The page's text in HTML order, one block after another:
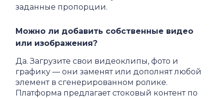
заданные пропорции.
Можно ли добавить собственные видео
или изображения?
Да. Загрузите свои видеоклипы, фото и
графику — они заменят или дополнят любой
элемент в сгенерированном ролике.
Платформа предлагает стоковый контент по